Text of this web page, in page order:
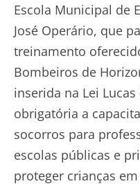
Escola Municipal de
José Operário, que
treinamento
Bombeiros de
inserida na Lei
obrigatória a
socorros para
escolas públicas e
proteger crianças